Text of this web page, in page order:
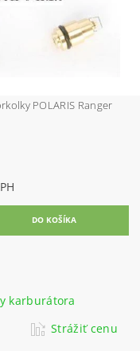
POLARIS Ranger
karburátora
Strážiť cenu